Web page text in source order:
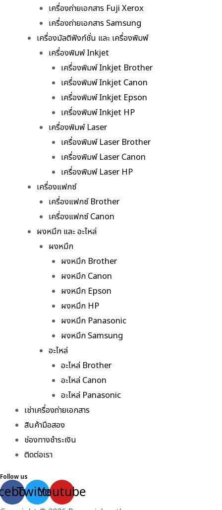
เครื่องถ่ายเอกสาร Fuji Xerox
เครื่องถ่ายเอกสาร Samsung
เครื่องมัลติฟังก์ชั่น และ เครื่องพิมพ์
เครื่องพิมพ์ Inkjet
เครื่องพิมพ์ Inkjet Brother
เครื่องพิมพ์ Inkjet Canon
เครื่องพิมพ์ Inkjet Epson
เครื่องพิมพ์ Inkjet HP
เครื่องพิมพ์ Laser
เครื่องพิมพ์ Laser Brother
เครื่องพิมพ์ Laser Canon
เครื่องพิมพ์ Laser HP
เครื่องแฟกซ์
เครื่องแฟกซ์ Brother
เครื่องแฟกซ์ Canon
ผงหมึก และ อะไหล่
ผงหมึก
ผงหมึก Brother
ผงหมึก Canon
ผงหมึก Epson
ผงหมึก HP
ผงหมึก Panasonic
ผงหมึก Samsung
อะไหล่
อะไหล่ Brother
อะไหล่ Canon
อะไหล่ Panasonic
เช่าเครื่องถ่ายเอกสาร
สินค้ามือสอง
ช่องทางชำระเงิน
ติดต่อเรา
Follow us
TwitterYoutube